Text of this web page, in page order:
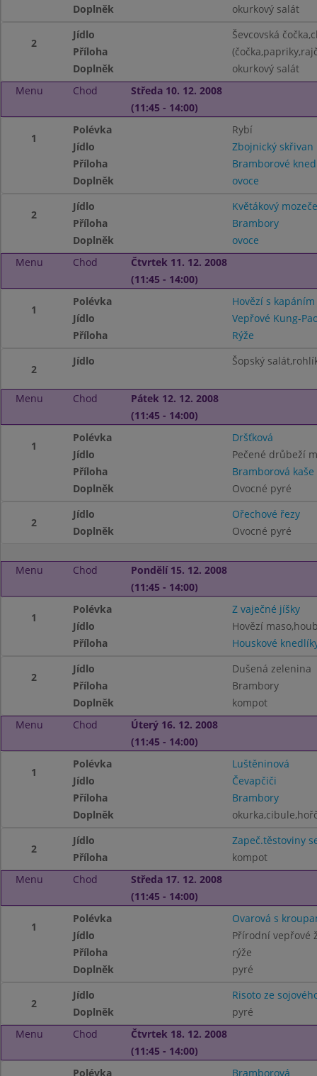
Doplněk
okurkový salát
2
Jídlo
Ševcovská
Příloha
Doplněk
okurkový salát
Menu
Chod
Středa 10. 12. 2008
(11:45 - 14:00)
1
Polévka
Rybí
Jídlo
Zbojnický skřivan
Příloha
Bramborové
Doplněk
ovoce
2
Jídlo
Květákový
Příloha
Brambory
Doplněk
ovoce
Menu
Chod
Čtvrtek 11. 12. 2008
(11:45 - 14:00)
1
Polévka
Hovězí s kapáním
Jídlo
Vepřové Kung-
Příloha
Rýže
2
Jídlo Šopský
Menu Chod
Pátek 12. 12. 2008
(11:45 - 14:00)
1
Polévka
Dršťková
Jídlo
Pečené drůbeží
Příloha
Bramborová kaše
Doplněk
Ovocné pyré
2
Jídlo
Ořechové řezy
Doplněk
Ovocné pyré
Menu Chod
Pondělí 15. 12. 2008
(11:45 - 14:00)
1
Polévka
Z vaječné jíšky
Jídlo
Hovězí
Příloha
Houskové
2
Jídlo
Dušená zelenina
Příloha
Brambory
Doplněk
kompot
Menu
Chod
Úterý 16. 12. 2008
(11:45 - 14:00)
1
Polévka
Luštěninová
Jídlo
Čevapčiči
Příloha
Brambory
Doplněk
2
Jídlo
Zapeč.těstoviny
Příloha
kompot
Menu
Chod
Středa 17. 12. 2008
(11:45 - 14:00)
1
Polévka
Ovarová s
Jídlo
Přírodní vepřové
Příloha
rýže
Doplněk
pyré
2
Jídlo
Risoto ze
Doplněk
pyré
Menu
Chod
Čtvrtek 18. 12. 2008
(11:45 - 14:00)
Polévka Bramborová